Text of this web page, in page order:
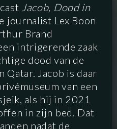
Jacob, Dood in
journalist Lex Boon
Brand
intrigerende zaak
dood van de
Qatar. Jacob is daar
van een
als hij in 2021
in zijn bed. Dat
nadat de